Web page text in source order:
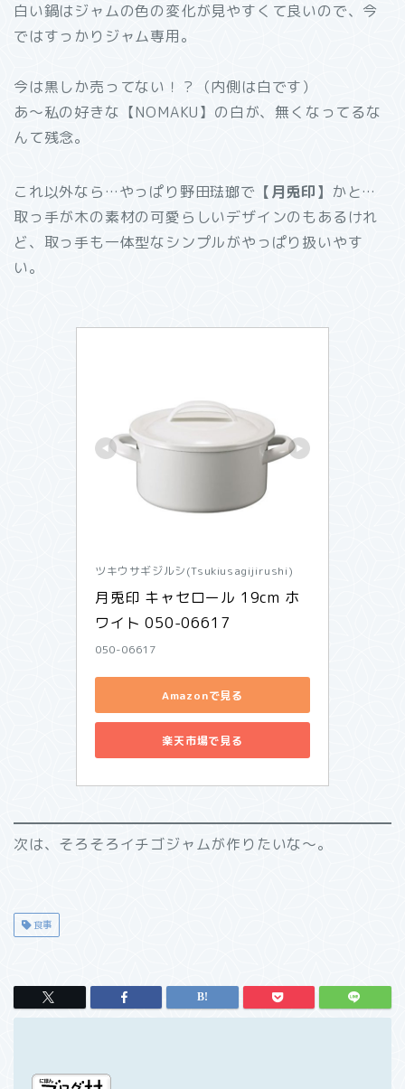
白い鍋はジャムの色の変化が見やすくて良いので、今
ではすっかりジャム専用。
今は黒しか売ってない！？（内側は白です）
あ～私の好きな【NOMAKU】の白が、無くなってるな
んて残念。
これ以外なら…やっぱり野田琺瑯で 【月兎印】 かと…
取っ手が木の素材の可愛らしいデザインのもあるけれ
ど、取っ手も一体型なシンプルがやっぱり扱いやす
い。
ツキウサギジルシ(Tsukiusagijirushi)
月兎印 キャセロール 19cm ホ
ワイト 050-06617
050-06617
Amazonで見る
楽天市場で見る
次は、そろそろイチゴジャムが作りたいな～。
食事